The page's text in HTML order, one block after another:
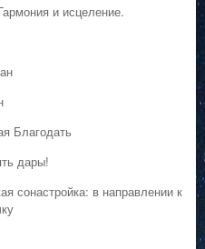
и исцеление.
Благодать
дары!
сонастройка: в направлении к